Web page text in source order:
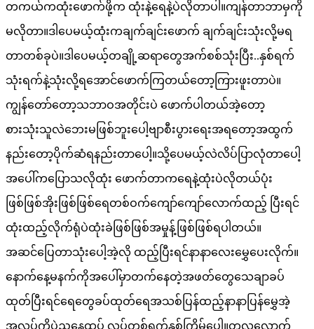
တကယ်ကထုံးဖောက်ဖို့က ထုံးနဲ့ရေနဲ့ပဲလိုတာပါ။ကျန်တာဘာမှကို
မလိုတာ။ဒါပေမယ့်ထုံးကချက်ချင်းဖောက် ချက်ချင်းသုံးလို့မရ
တာတစ်ခုပဲ။ဒါပေမယ့်တချို့ဆရာတွေအက်စစ်သုံးပြီး..နှစ်ရက်
သုံးရက်နဲ့သုံးလို့ရအောင်ဖောက်ကြတယ်တော့ကြားဖူးတာပဲ။
ကျွန်တော်တော့သဘာဝအတိုင်းပဲ ဖောက်ပါတယ်အဲ့တော့
စားသုံးသူလဲဘေးမဖြစ်ဘူးပေါ့ဗျာစီးပွားရေးအရတော့အထွက်
နည်းတော့ပိုက်ဆံရနည်းတာပေါ့။သို့ပေမယ့်လဲလိပ်ပြာလုံတာပေါ့
အပေါ်ကပြောသလိုထုံး ဖောက်တာကရေနဲ့ထုံးပဲလိုတယ်ပုံး
ဖြစ်ဖြစ်အိုးဖြစ်ဖြစ်ရေတစ်ဝက်ကျော်ကျော်လောက်ထည့် ပြီးရင်
ထုံးထည့်လိုက်ရုံပဲထုံးခဲဖြစ်ဖြစ်အမှုန့်ဖြစ်ဖြစ်ရပါတယ်။
အဆင်ပြေတာသုံးပေါ့အဲ့လို ထည့်ပြီးရင်နာနာလေးမွှေပေးလိုက်။
နောက်နေ့မနက်ကိုအပေါ်မှာတက်နေတဲ့အဖတ်တွေသေချာခပ်
ထုတ်ပြီးရင်ရေတွေခပ်ထုတ်ရေအသစ်ပြန်ထည့်နာနာပြန်မွှေအဲ့
အလုပ်ကိုပဲညနေထပ် လုပ်တစ်ရက်နှစ်ကြိမ်ပေါ့။တလလောက်